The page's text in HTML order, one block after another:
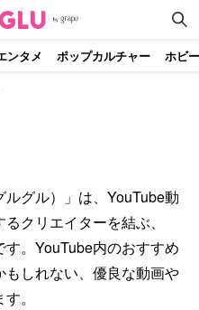
ンタメ ポップカルチャー ホビー
グル）」は、YouTube動
クリエイターを結ぶ、
。YouTube内のおすすめ
しれない、優良な動画や
。